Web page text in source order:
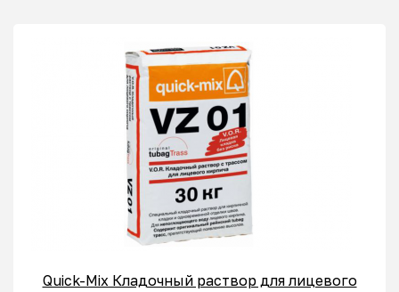
Quick-Mix Кладочный раствор для лицевого